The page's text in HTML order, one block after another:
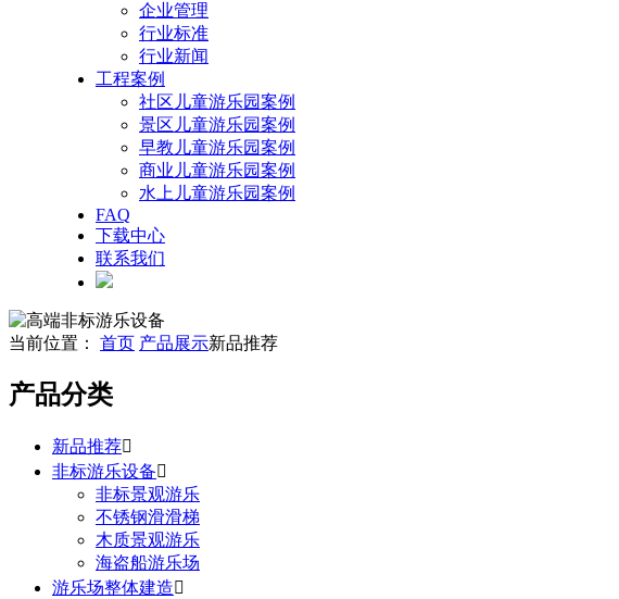
企业管理
行业标准
行业新闻
工程案例
社区儿童游乐园案例
景区儿童游乐园案例
早教儿童游乐园案例
商业儿童游乐园案例
水上儿童游乐园案例
FAQ
下载中心
联系我们
当前位置： 首页 产品展示新品推荐
产品分类
新品推荐
非标游乐设备
非标景观游乐
不锈钢滑滑梯
木质景观游乐
海盗船游乐场
游乐场整体建造